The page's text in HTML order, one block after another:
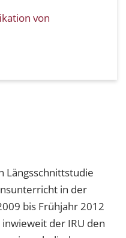
von
Längsschnittstudie
in der
bis Frühjahr 2012
der IRU den